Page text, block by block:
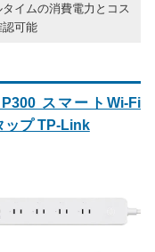
タイムの消費電力とコス
認可能
スマートWi-Fi
ップ TP-Link